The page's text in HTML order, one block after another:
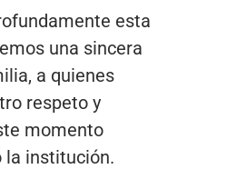
esta
una sincera
a quienes
respeto y
momento
la institución.